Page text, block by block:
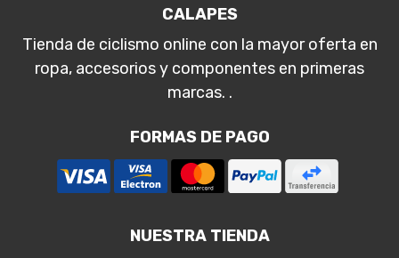
CALAPES
Tienda de ciclismo online con la mayor oferta en
ropa, accesorios y componentes en primeras
marcas. .
FORMAS DE PAGO
NUESTRA TIENDA